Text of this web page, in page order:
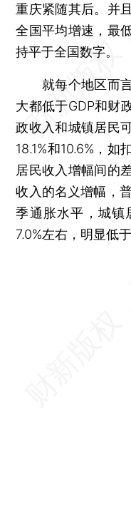
重庆紧随其后。并
全国平均增速，最
持平于全国数字。
就每个地区而言
大都低于GDP和财
政收入和城镇居民
18.1%和10.6%，
居民收入增幅间的
收入的名义增幅，
季通胀水平，城镇
7.0%左右，明显低